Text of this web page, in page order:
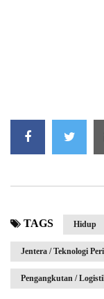
TAGS Hidup
Jentera / Teknologi
Pengangkutan /